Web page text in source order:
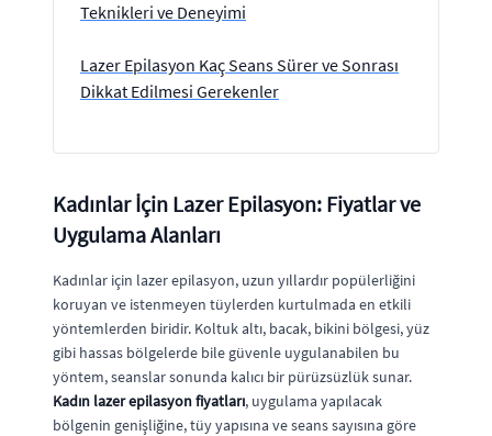
Teknikleri ve Deneyimi
Lazer Epilasyon Kaç Seans Sürer ve Sonrası
Dikkat Edilmesi Gerekenler
Kadınlar İçin Lazer Epilasyon: Fiyatlar ve
Uygulama Alanları
Kadınlar için lazer epilasyon, uzun yıllardır popülerliğini
koruyan ve istenmeyen tüylerden kurtulmada en etkili
yöntemlerden biridir. Koltuk altı, bacak, bikini bölgesi, yüz
gibi hassas bölgelerde bile güvenle uygulanabilen bu
yöntem, seanslar sonunda kalıcı bir pürüzsüzlük sunar.
Kadın lazer epilasyon fiyatları, uygulama yapılacak
bölgenin genişliğine, tüy yapısına ve seans sayısına göre